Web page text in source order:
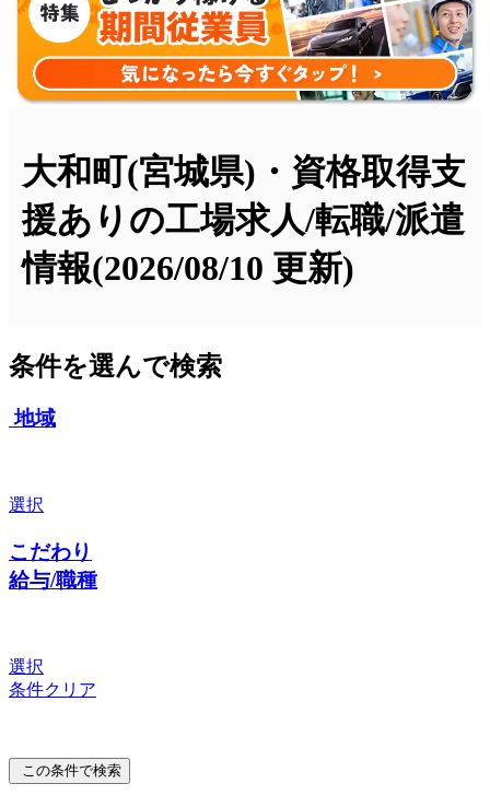
大和町(宮城県)・資格取得支
援ありの工場求人/転職/派遣
情報(2026/08/10 更新)
条件を選んで検索
地域
選択
こだわり
給与/職種
選択
条件クリア
この条件で検索